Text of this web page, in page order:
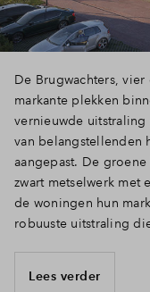
De Brugwachters,
markante plekken
vernieuwde
van belangstellenden
aangepast. De
zwart metselwerk met
de woningen hun
robuuste uitstraling
Lees verder